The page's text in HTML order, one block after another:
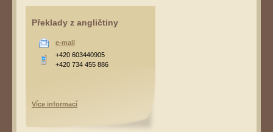
Překlady z angličtiny
e-mail
+420 603440905
+420 734 455 886
Více informací